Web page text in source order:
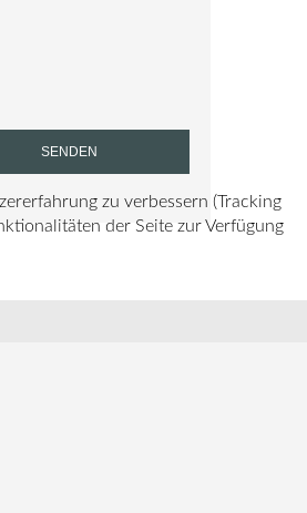
SENDEN
zu verbessern (Tracking
der Seite zur Verfügung